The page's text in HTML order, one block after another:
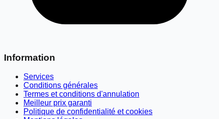
Information
Services
Conditions générales
Termes et conditions d'annulation
Meilleur prix garanti
Politique de confidentialité et cookies